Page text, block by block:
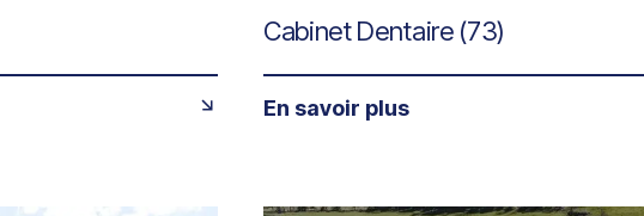
Cabinet Dentaire (73)
En savoir plus